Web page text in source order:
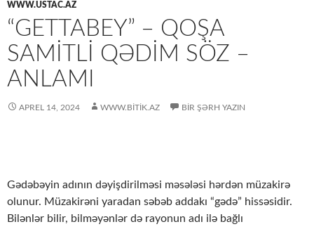
WWW.USTAC.AZ
“GETTABEY” – QOŞA
SAMITLI QƏDIM SÖZ –
ANLAMI
APREL 14, 2024 WWW.BITIK.AZ BIR ŞƏRH YAZIN
Gədəbəyin adının dəyişdirilməsi məsələsi hərdən müzakirə
olunur. Müzakirəni yaradan səbəb addakı “gədə” hissəsidir.
Bilənlər bilir, bilməyənlər də rayonun adı ilə bağlı